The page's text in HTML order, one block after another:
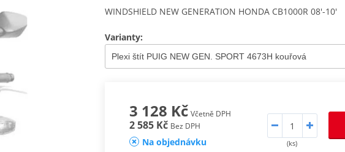
WINDSHIELD NEW GENERATION HONDA CB1000R 08'-10'
Varianty:
3 128 Kč Včetně DPH
2 585 Kč Bez DPH
Na objednávku (ks)